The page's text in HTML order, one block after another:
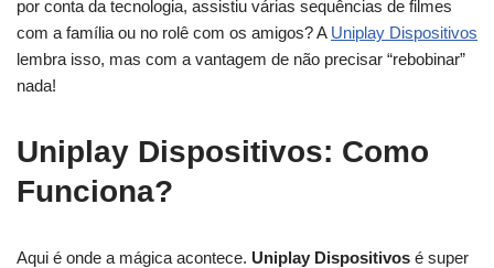
por conta da tecnologia, assistiu várias sequências de filmes
com a família ou no rolê com os amigos? A Uniplay Dispositivos
lembra isso, mas com a vantagem de não precisar “rebobinar”
nada!
Uniplay Dispositivos: Como
Funciona?
Aqui é onde a mágica acontece. Uniplay Dispositivos é super